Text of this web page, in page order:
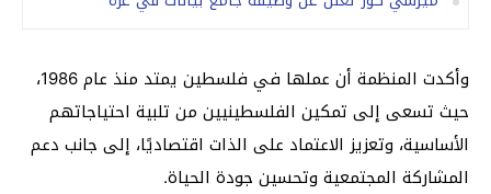
وأكدت المنظمة أن عملها في فلسطين يمتد منذ عام 1986،
حيث تسعى إلى تمكين الفلسطينيين من تلبية احتياجاتهم
الأساسية، وتعزيز الاعتماد على الذات اقتصاديًا، إلى جانب دعم
المشاركة المجتمعية وتحسين جودة الحياة.